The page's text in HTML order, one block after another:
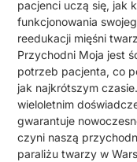
pacjenci uczą się, jak
funkcjonowania
reedukacji mięśni
Przychodni Moja jest
potrzeb pacjenta, co
jak najkrótszym
wieloletnim
gwarantuje
czyni naszą
paraliżu twarzy w